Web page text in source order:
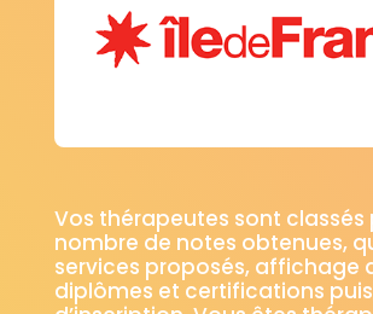
Vos thérapeutes sont classés
nombre de notes obtenues,
services proposés, affichage
diplômes et certifications